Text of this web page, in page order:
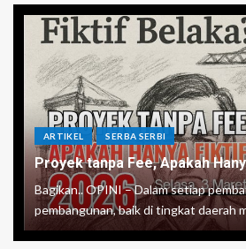
ARTIKEL SERBA SERBI
Proyek tanpa Fee, Apakah
Bagikan.. OPINI – Dalam setiap
pembangunan, baik di tingkat daerah